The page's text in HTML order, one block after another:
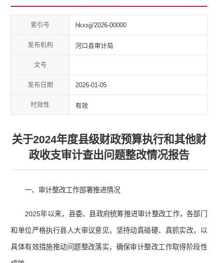
索引号 hkxsjj/2026-00000
发布机构 河口县审计局
文号
发布日期 2026-01-05
时效性 有效
关于2024年度县级财政预算执行和其他财
政收支审计查出问题整改情况报告
一、审计整改工作部署推进情况
2025年以来，县委、县政府统筹推进审计整改工作，各部门
和单位严格执行县人大审议意见，坚持动真碰硬、真抓实改，以
具体有效措施推动问题整改落实，确保审计整改工作取得阶段性